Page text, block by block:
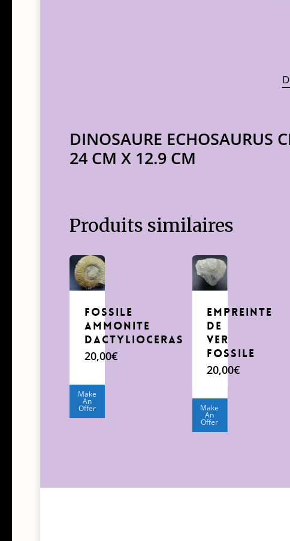
DINOSAURE ECHOSAURUS
24 CM X 12.9 CM
Produits similaires
FOSSILE
AMMONITE
DACTYLIOCERAS
20,00€
Make
An
Offer
EMPREINTE
DE
VER
FOSSILE
20,00€
Make
An
Offer